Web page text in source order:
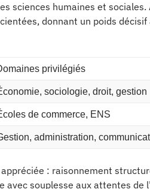
sciences humaines et
donnant un poids
privilégiés
sociologie, droit, gestion
de commerce, ENS
administration,
: raisonnement
avec souplesse aux attentes de